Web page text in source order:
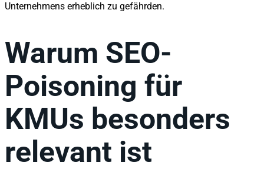
Unternehmens erheblich zu gefährden.
Warum SEO-
Poisoning für
KMUs besonders
relevant ist